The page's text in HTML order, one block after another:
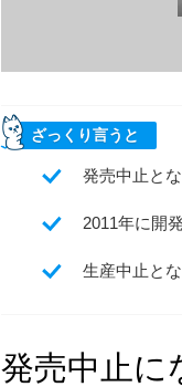
ざっくり言うと
発売中止と
2011年に開
生産中止と
発売中止に